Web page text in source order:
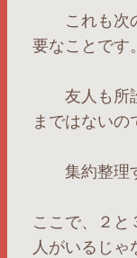
これも次の
要なことです。
友人も所詮
まではないの
集約整理す
ここで、２と
人がいるじ